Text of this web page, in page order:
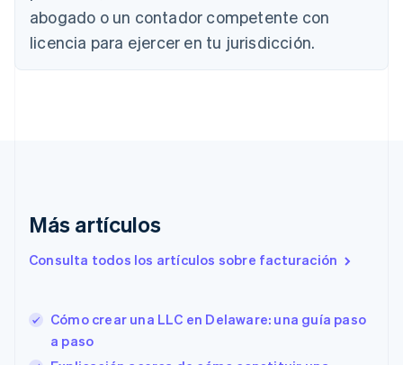
abogado o un contador competente con
licencia para ejercer en tu jurisdicción.
Más artículos
Consulta todos los artículos sobre facturación
Cómo crear una LLC en Delaware: una guía paso
a paso
English
Canadá
English Français
China continental
English
Eslovaquia
España
Español